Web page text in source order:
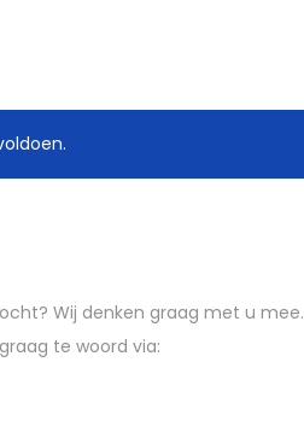
Wij denken graag met u mee.
te woord via: